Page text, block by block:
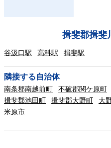
揖斐郡揖斐
谷汲口駅 高科駅 揖斐駅
隣接する自治体
南条郡南越前町 不破郡関ケ原町
揖斐郡池田町
揖斐郡大野町 大
米原市